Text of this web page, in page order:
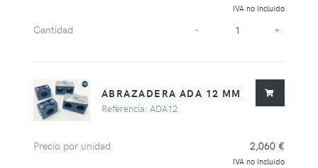
IVA no incluido
Cantidad - +
ABRAZADERA ADA 12 MM
Referencia: ADA12
Precio por unidad 2,060 €
IVA no incluido